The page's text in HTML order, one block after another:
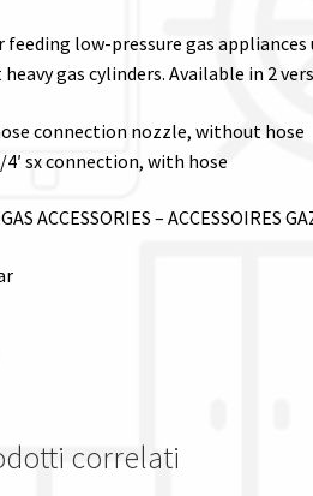
low-pressure gas
gas cylinders. Available in 2
connection nozzle, without hose
sx connection, with hose
ACCESSORIES – ACCESSOIRES
correlati